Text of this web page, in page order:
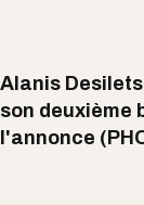
Alanis
son deuxième
l'annonce